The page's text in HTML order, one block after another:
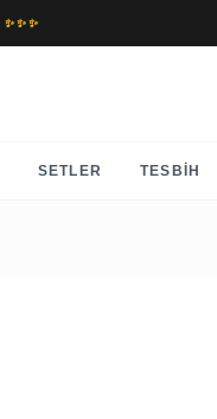
SETLER TESBIH